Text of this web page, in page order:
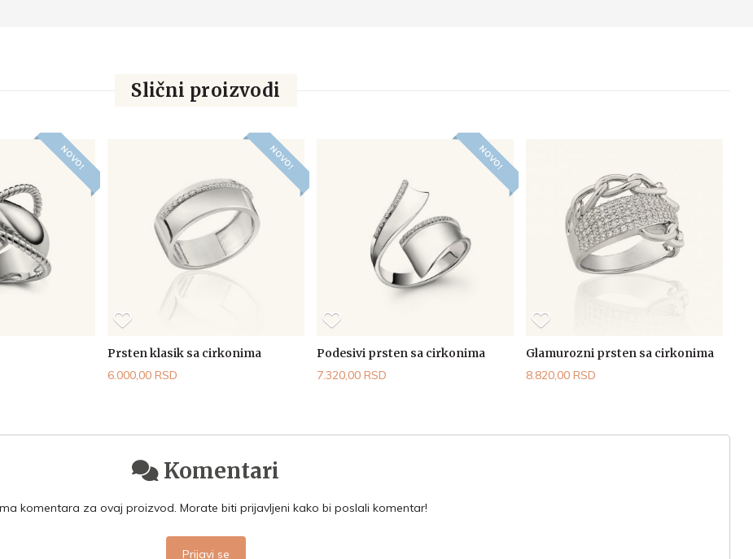
Slični proizvodi
NOVO! NOVO!
Prsten klasik sa cirkonima
6.000,00 RSD
NOVO!
Podesivi prsten sa cirkonima
7.320,00 RSD
Glamurozni prsten sa cirkonima
8.820,00 RSD
Komentari
komentara za ovaj proizvod. Morate biti prijavljeni kako bi poslali komentar!
Prijavi se